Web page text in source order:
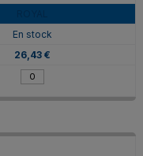
En stock
26,43 €